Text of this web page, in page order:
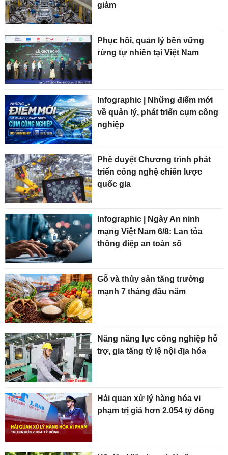
giảm
Phục hồi, quản lý bền vững
rừng tự nhiên tại Việt Nam
Infographic | Những điểm mới
về quản lý, phát triển cụm công
nghiệp
Phê duyệt Chương trình phát
triển công nghệ chiến lược
quốc gia
Infographic | Ngày An ninh
mạng Việt Nam 6/8: Lan tỏa
thông điệp an toàn số
Gỗ và thủy sản tăng trưởng
mạnh 7 tháng đầu năm
Nâng năng lực công nghiệp hỗ
trợ, gia tăng tỷ lệ nội địa hóa
Hải quan xử lý hàng hóa vi
phạm trị giá hơn 2.054 tỷ đồng